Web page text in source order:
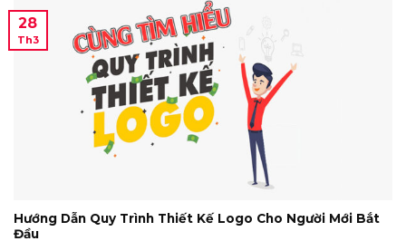
Hướng Dẫn Quy Trình Thiết Kế Logo Cho Người Mới Bắt
Đầu
28
Th3